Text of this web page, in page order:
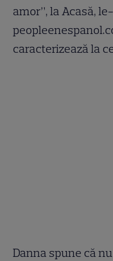
amor”, la Acasă,
caracterizează la
Danna spune că